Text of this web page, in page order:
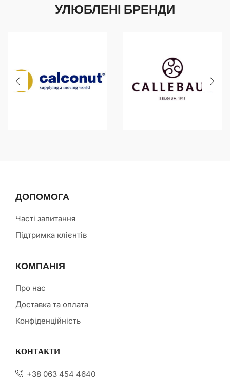
УЛЮБЛЕНІ БРЕНДИ
ДОПОМОГА
Часті запитання
Підтримка клієнтів
КОМПАНІЯ
Про нас
Доставка та оплата
Конфіденційність
КОНТАКТИ
+38 063 454 4640